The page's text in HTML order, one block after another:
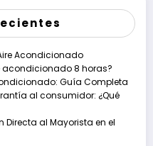
Acondicionado
acondicionado 8 horas?
Guía Completa
al consumidor: ¿Qué
al Mayorista en el